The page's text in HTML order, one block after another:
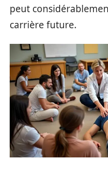
peut
carrière future.